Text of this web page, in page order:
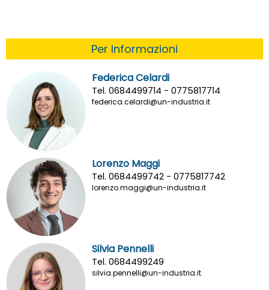
Per Informazioni
Federica Celardi
Tel. 0684499714 - 0775817714
federica.celardi@un-industria.it
Lorenzo Maggi
Tel. 0684499742 - 0775817742
lorenzo.maggi@un-industria.it
Silvia Pennelli
Tel. 0684499249
silvia.pennelli@un-industria.it